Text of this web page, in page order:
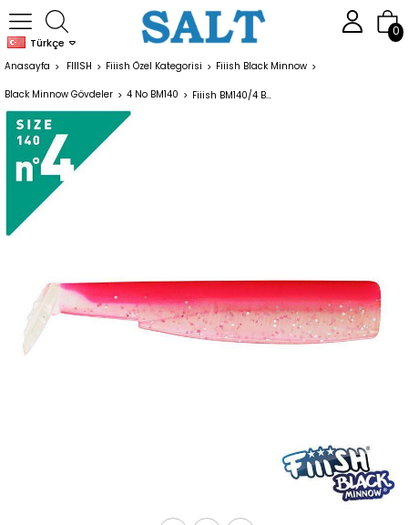
Türkçe
0
Anasayfa FIIISH Fiiish Özel Kategorisi Fiiish Black Minnow
Black Minnow Gövdeler 4 No BM140 Fiiish BM140/4 BM353 3 Adet Gövde Rose Fluo Silikon Yem